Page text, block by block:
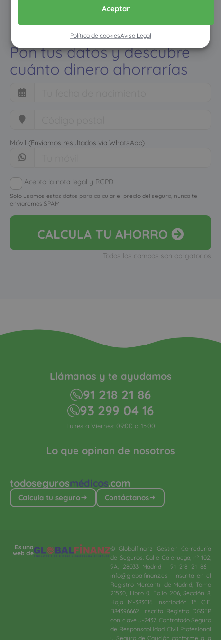
Aceptar
Política de cookiesAviso Legal
Pon tus datos y descubre
cuánto dinero ahorrarías
Móvil (Enviamos resultados vía WhatsApp)
Acepto la nota legal y RGPD
Solo usamos estos datos para calcular el precio del seguro, nunca te
enviaremos SPAM
CALCULA TU AHORRO
Todos los campos son obligatorios
todosegurosmédicos.com
Calcula tu seguro Contáctanos
Lo que opinan de nosotros
Llámanos y te ayudamos
91 218 21 86
93 299 04 16
Lunes a Viernes: 09:00 a 15:00
Es una
web de
© Globalfinanz Gestión Correduría
de Seguros. Calle Caleruega, nº 102,
9A, 28033 Madrid · 91 218 21 86 ·
info@globalfinanz.es · Inscrita en el
Registro Mercantil de Madrid, Tomo
21530, Libro 0, Folio 206, Sección 8,
Hoja M-383016. Inscripción 1.ª. CIF.
B84396662. Inscrita Registro DGSFP
con clave J-2437. Contratado Seguro
de Responsabilidad Civil Profesional
y Seguro de Caución conforme a la